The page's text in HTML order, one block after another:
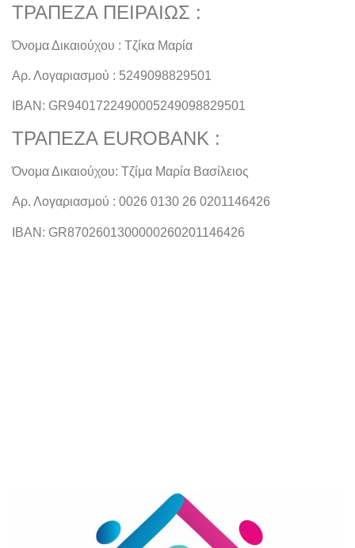
ΤΡΑΠΕΖΑ ΠΕΙΡΑΙΩΣ :
Όνομα Δικαιούχου : Τζίκα Μαρία
Αρ. Λογαριασμού : 5249098829501
ΙΒΑΝ: GR9401722490005249098829501
ΤΡΑΠΕΖΑ EUROBANK :
Όνομα Δικαιούχου: Τζίμα Μαρία Βασίλειος
Αρ. Λογαριασμού : 0026 0130 26 0201146426
IBAN: GR8702601300000260201146426